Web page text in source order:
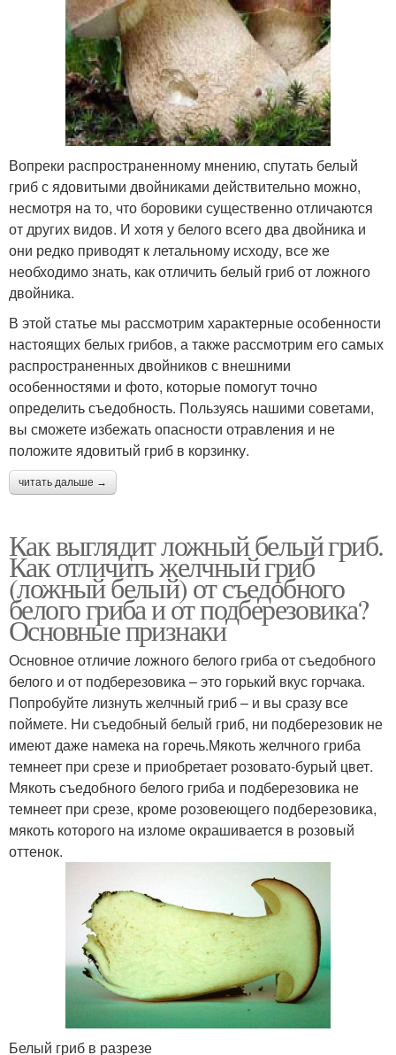
Вопреки распространенному мнению, спутать белый
гриб с ядовитыми двойниками действительно можно,
несмотря на то, что боровики существенно отличаются
от других видов. И хотя у белого всего два двойника и
они редко приводят к летальному исходу, все же
необходимо знать, как отличить белый гриб от ложного
двойника.
В этой статье мы рассмотрим характерные особенности
настоящих белых грибов, а также рассмотрим его самых
распространенных двойников с внешними
особенностями и фото, которые помогут точно
определить съедобность. Пользуясь нашими советами,
вы сможете избежать опасности отравления и не
положите ядовитый гриб в корзинку.
читать дальше →
Как выглядит ложный белый гриб.
Как отличить желчный гриб
(ложный белый) от съедобного
белого гриба и от подберезовика?
Основные признаки
Основное отличие ложного белого гриба от съедобного
белого и от подберезовика – это горький вкус горчака.
Попробуйте лизнуть желчный гриб – и вы сразу все
поймете. Ни съедобный белый гриб, ни подберезовик не
имеют даже намека на горечь.Мякоть желчного гриба
темнеет при срезе и приобретает розовато-бурый цвет.
Мякоть съедобного белого гриба и подберезовика не
темнеет при срезе, кроме розовеющего подберезовика,
мякоть которого на изломе окрашивается в розовый
оттенок.
Белый гриб в разрезе